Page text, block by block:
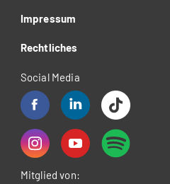
Impressum
Rechtliches
Social Media
Mitglied von: